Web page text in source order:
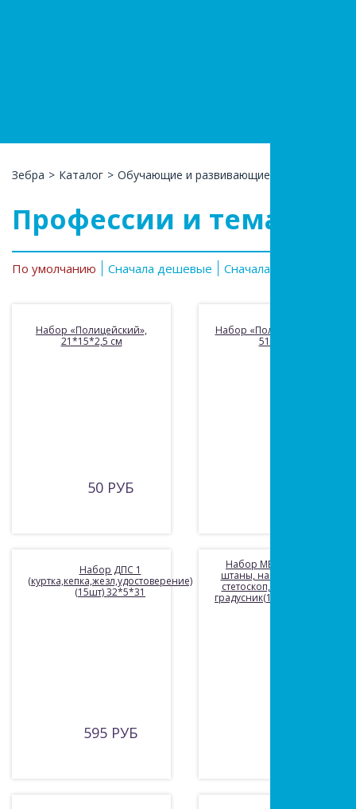
Зебра > Каталог > Обучающие и развивающие
Профессии и
По умолчанию Сначала дешевые Сначала дорогие
Набор «Полицейский»,
21*15*2,5 см
50 РУБ
Набор «Полицейский», в/к
51*5*33
Набор ДПС 1
(куртка,кепка,жезл,удостоверение)
(15шт) 32*5*31
595 РУБ
Набор МЕДИК 7 пред.:
штаны, накидка, колпак,
стетоскоп, очки, шприц,
градусник(12шт) 33*1,5*32